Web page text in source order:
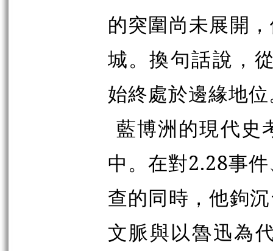
的突圍尚未展開
城。換句話說，
始終處於邊緣地
藍博洲的現代史
中。在對2.28事
查的同時，他鉤
文脈與以魯迅為